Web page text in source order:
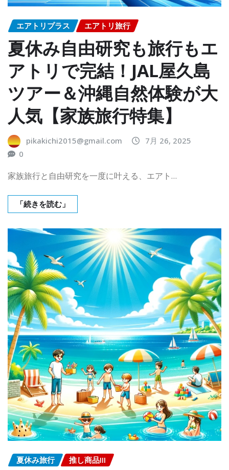
エアトリプラス エアトリ旅行
夏休み自由研究も旅行もエ
アトリで完結！JAL屋久島
ツアー＆沖縄自然体験が大
人気【家族旅行特集】
pikakichi2015@gmail.com
7月 26, 2025
0
家族旅行と自由研究を一度に叶える、エアト…
「続きを読む」
夏休み旅行 推し商品III